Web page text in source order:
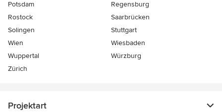
Potsdam
Regensburg
Rostock
Saarbrücken
Solingen
Stuttgart
Wien
Wiesbaden
Wuppertal
Würzburg
Zürich
Projektart